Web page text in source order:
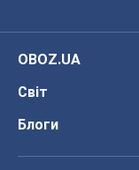
OBOZ.UA
Світ
Блоги